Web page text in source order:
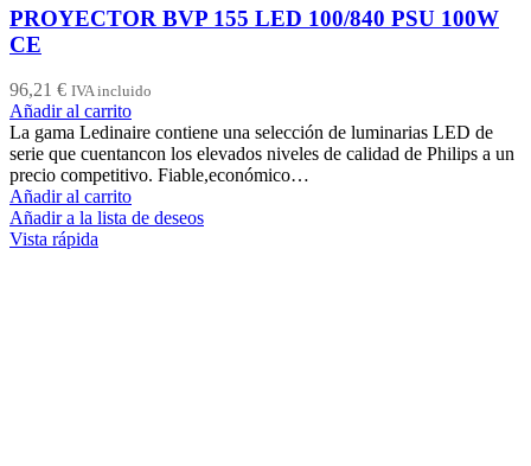
PROYECTOR BVP 155 LED 100/840 PSU 100W
CE
96,21 € IVA incluido
Añadir al carrito
La gama Ledinaire contiene una selección de luminarias LED de
serie que cuentancon los elevados niveles de calidad de Philips a un
precio competitivo. Fiable,económico…
Añadir al carrito
Añadir a la lista de deseos
Vista rápida